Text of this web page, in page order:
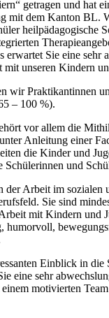
getragen und hat
mit dem Kanton BL.
heilpädagogische
erwartet Sie eine sehr
mit unseren Kindern
wir Praktikantinnen
– 100 %).
vor allem die
Anleitung einer
die Kinder und
Schülerinnen und
der Arbeit im sozialen
Sie sind
mit Kindern und
humorvoll,
Einblick in die
eine sehr
motivierten